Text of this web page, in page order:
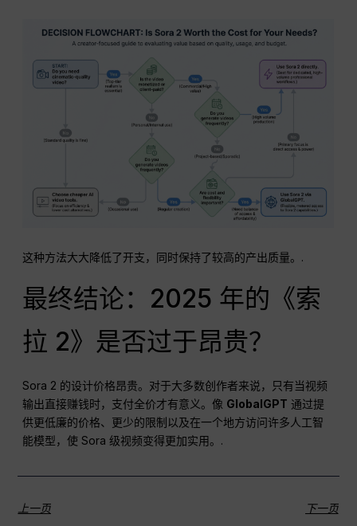
这种方法大大降低了开支，同时保持了较高的产出质量。.
最终结论：2025 年的《索
拉 2》是否过于昂贵？
Sora 2 的设计价格昂贵。对于大多数创作者来说，只有当视频
输出直接赚钱时，支付全价才有意义。像 GlobalGPT 通过提
供更低廉的价格、更少的限制以及在一个地方访问许多人工智
能模型，使 Sora 级视频变得更加实用。.
上一页 下一页